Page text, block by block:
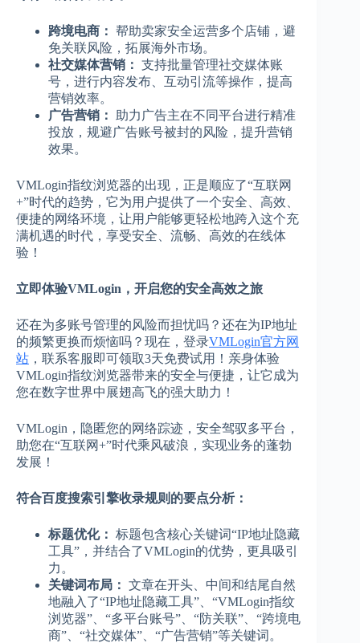
跨境电商： 帮助卖家安全运营多个店铺，避
免关联风险，拓展海外市场。
社交媒体营销： 支持批量管理社交媒体账
号，进行内容发布、互动引流等操作，提高
营销效率。
广告营销：
助力广告主在不同平台进行精准
投放，规避广告账号被封的风险，提升营销
效果。
VMLogin指纹浏览器的出现，正是顺应了“互联网
+”时代的趋势，它为用户提供了一个安全、高效、
便捷的网络环境，让用户能够更轻松地跨入这个充
满机遇的时代，享受安全、流畅、高效的在线体
验！
立即体验VMLogin，开启您的安全高效之旅
还在为多账号管理的风险而担忧吗？还在为IP地址
的频繁更换而烦恼吗？现在，登录VMLogin官方网
站 ，联系客服即可领取3天免费试用！亲身体验
VMLogin指纹浏览器带来的安全与便捷，让它成为
您在数字世界中展翅高飞的强大助力！
VMLogin，隐匿您的网络踪迹，安全驾驭多平台，
助您在“互联网+”时代乘风破浪，实现业务的蓬勃
发展！
符合百度搜索引擎收录规则的要点分析：
标题优化： 标题包含核心关键词“IP地址隐藏
工具”，并结合了VMLogin的优势，更具吸引
力。
关键词布局： 文章在开头、中间和结尾自然
地融入了“IP地址隐藏工具”、“VMLogin指纹
浏览器”、“多平台账号”、“防关联”、“跨境电
商”、“社交媒体”、“广告营销”等关键词。